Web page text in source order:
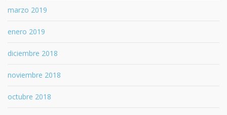
marzo 2019
enero 2019
diciembre 2018
noviembre 2018
octubre 2018